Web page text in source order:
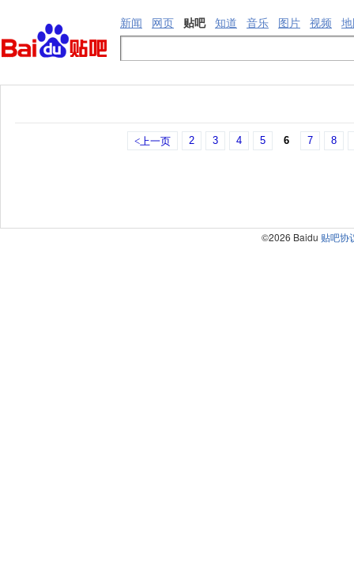
新闻 网页 贴吧 知道 音乐 图片 视频
<上一页 2 3 4 5 6 7 8
©2026 Baidu 贴吧协